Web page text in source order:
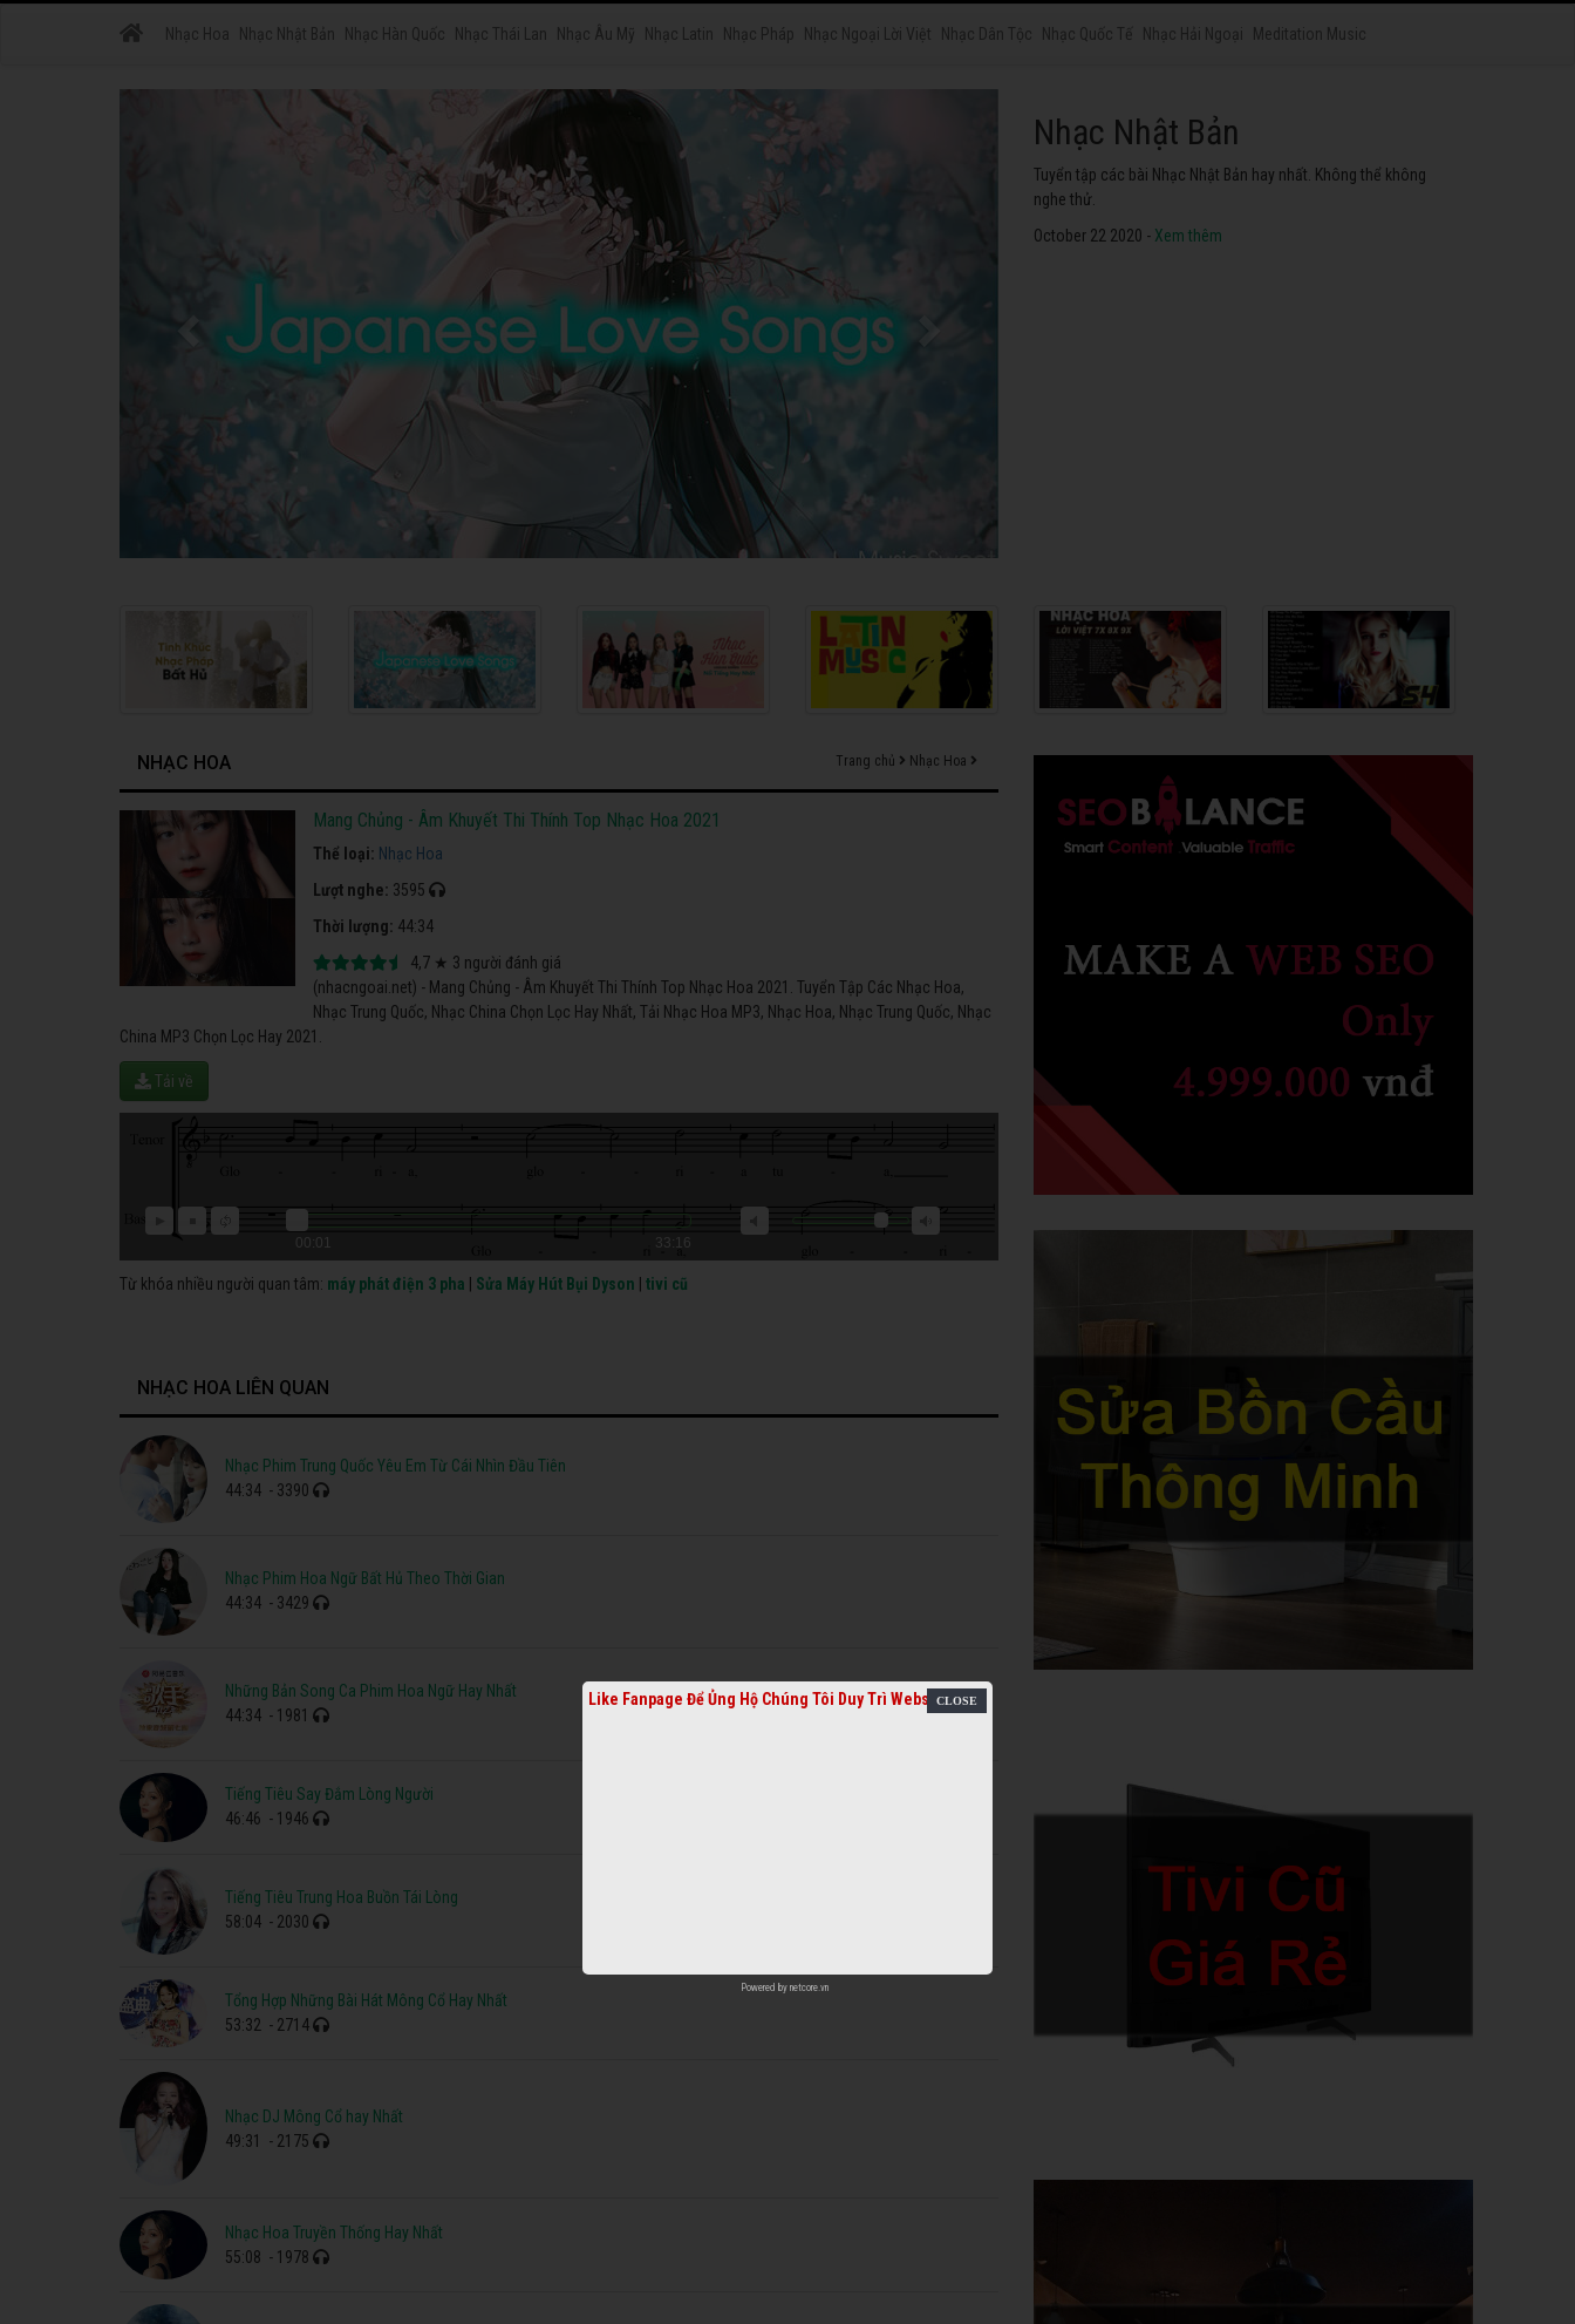
Nhạc Hoa Nhạc Nhật Bản Nhạc Hàn Quốc Nhạc Thái Lan Nhạc Âu Mỹ Nhạc Latin Nhạc Pháp Nhạc Ngoại Lời Việt Nhạc Dân Tộc Nhạc Quốc Tế Nhạc Hải Ngoại Meditation Music
Nhạc Nhật Bản
Tuyển tập các bài Nhạc Nhật Bản hay nhất. Không thể không
nghe thử.
October 22 2020 - Xem thêm
NHẠC HOA Trang chủ Nhạc Hoa
Mang Chủng - Âm Khuyết Thi Thính Top Nhạc Hoa 2021
Thể loại: Nhạc Hoa
Lượt nghe: 3595
Thời lượng: 44:34
4,7 ★ 3 người đánh giá
(nhacngoai.net) - Mang Chủng - Âm Khuyết Thi Thính Top Nhạc Hoa 2021. Tuyển Tập Các Nhạc Hoa,
Nhạc Trung Quốc, Nhạc China Chọn Lọc Hay Nhất, Tải Nhạc Hoa MP3, Nhạc Hoa, Nhạc Trung Quốc, Nhạc
China MP3 Chọn Lọc Hay 2021.
Tải về
00:01 33:16
Từ khóa nhiều người quan tâm: máy phát điện 3 pha Sửa Máy Hút Bụi Dyson tivi cũ
NHẠC HOA LIÊN QUAN
Nhạc Phim Trung Quốc Yêu Em Từ Cái Nhìn Đầu Tiên
44:34 - 3390
Nhạc Phim Hoa Ngữ Bất Hủ Theo Thời Gian
44:34 - 3429
Những Bản Song Ca Phim Hoa Ngữ Hay Nhất
44:34 - 1981
Tiếng Tiêu Say Đắm Lòng Người
46:46 - 1946
Tiếng Tiêu Trung Hoa Buồn Tái Lòng
58:04 - 2030
Tổng Hợp Những Bài Hát Mông Cổ Hay Nhất
53:32 - 2714
Nhạc DJ Mông Cổ hay Nhất
49:31
- 2175
Nhạc Hoa Truyền Thống Hay Nhất
55:08 - 1978
Like Fanpage Để Ủng Hộ Chúng Tôi Duy Trì Website
Powered by netcore.vn